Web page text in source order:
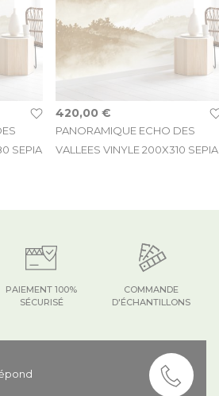
SEPIA
PANORAMIQUE ECHO DES
VALLEES VINYLE 200X310 SEPIA
420,00 €
COMMANDE
D'ÉCHANTILLONS
PAIEMENT 100%
SÉCURISÉ